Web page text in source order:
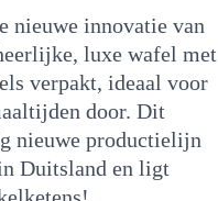
nieuwe innovatie van
luxe wafel met
verpakt, ideaal voor
door. Dit
nieuwe productielijn
Duitsland en ligt